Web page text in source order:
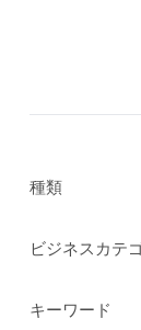
種類
ビジネスカテ
キーワード